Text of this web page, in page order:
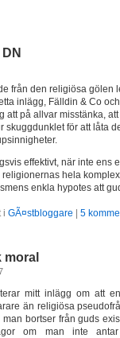
från den religiösa gölen
inlägg, Fälldin & Co
att på allvar misstänka,
skuggdunklet för att låta
effektivt, när inte ens
hela
enkla hypotes att
i GÃ¤stbloggare 5
mitt inlägg om att en
än religiösa
bortser från guds
om man inte